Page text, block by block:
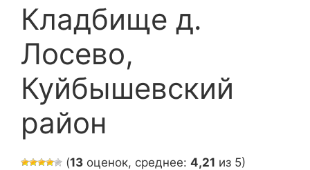
Кладбище д.
Лосево,
Куйбышевский
район
(13 оценок, среднее: 4,21 из 5)